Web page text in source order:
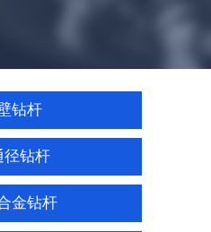
钻杆
径钻杆
金钻杆